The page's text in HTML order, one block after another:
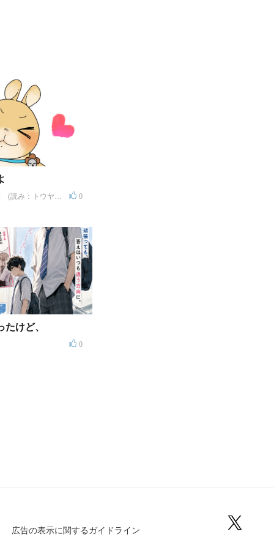
(読み：トウヤ 0
けど、
0
広告の表示に関するガイドライン